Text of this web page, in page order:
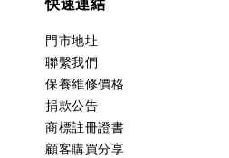
門市地址
聯繫我們
保養維修價格
捐款公告
商標註冊證書
顧客購買分享